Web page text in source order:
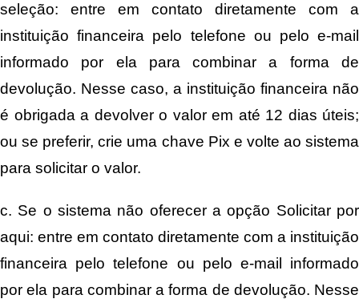
seleção: entre em contato diretamente com a
instituição financeira pelo telefone ou pelo e-mail
informado por ela para combinar a forma de
devolução. Nesse caso, a instituição financeira não
é obrigada a devolver o valor em até 12 dias úteis;
ou se preferir, crie uma chave Pix e volte ao sistema
para solicitar o valor.
c. Se o sistema não oferecer a opção Solicitar por
aqui: entre em contato diretamente com a instituição
financeira pelo telefone ou pelo e-mail informado
por ela para combinar a forma de devolução. Nesse